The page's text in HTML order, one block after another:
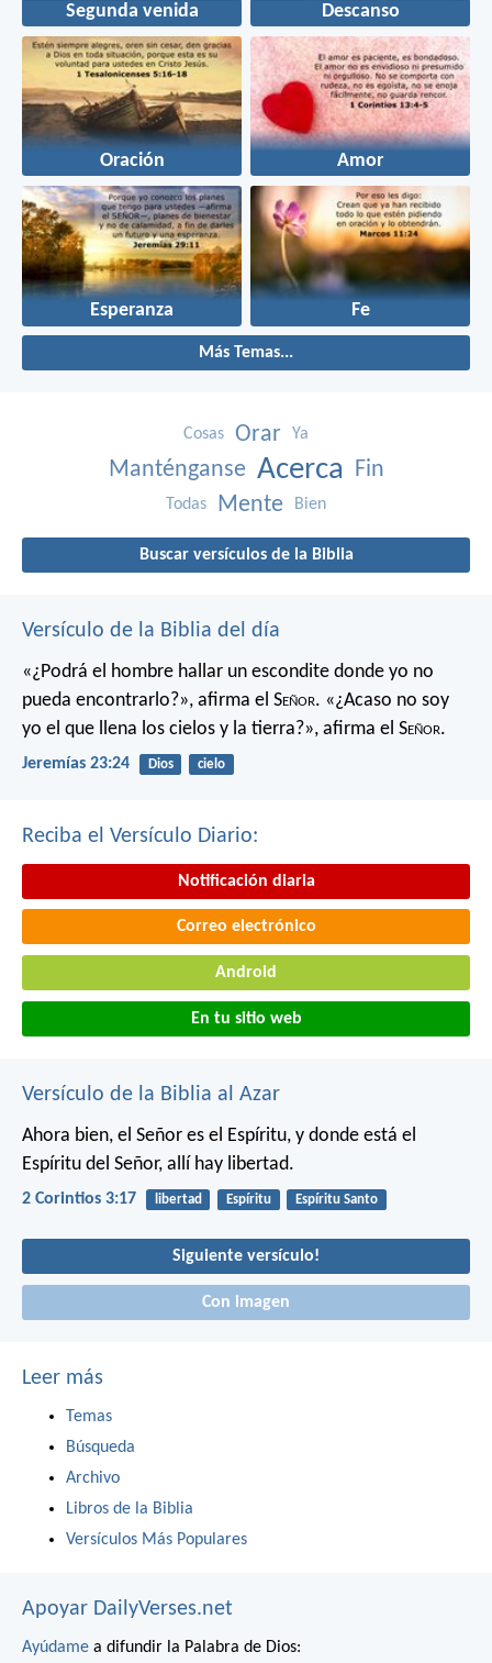
Segunda venida Descanso
Oración Amor
Esperanza Fe
Más Temas...
Cosas Orar Ya
Manténganse Acerca Fin
Todas Mente Bien
Buscar versículos de la Biblia
Versículo de la Biblia del día
«¿Podrá el hombre hallar un escondite donde yo no
pueda encontrarlo?», afirma el Señor. «¿Acaso no soy
yo el que llena los cielos y la tierra?», afirma el Señor.
Jeremías 23:24 Dios cielo
Reciba el Versículo Diario:
Notificación diaria
Correo electrónico
Android
En tu sitio web
Versículo de la Biblia al Azar
Ahora bien, el Señor es el Espíritu, y donde está el
Espíritu del Señor, allí hay libertad.
2 Corintios 3:17 libertad Espíritu Espíritu Santo
Siguiente versículo!
Con imagen
Leer más
Temas
Búsqueda
Archivo
Libros de la Biblia
Versículos Más Populares
Apoyar DailyVerses.net
Ayúdame a difundir la Palabra de Dios: